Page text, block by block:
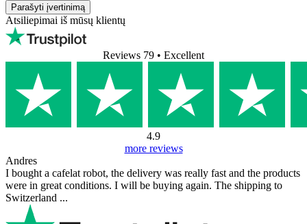
Parašyti įvertinimą
Atsiliepimai iš mūsų klientų
Reviews 79 • Excellent
4.9
more reviews
Andres
I bought a cafelat robot, the delivery was really fast and the products
were in great conditions. I will be buying again. The shipping to
Switzerland ...